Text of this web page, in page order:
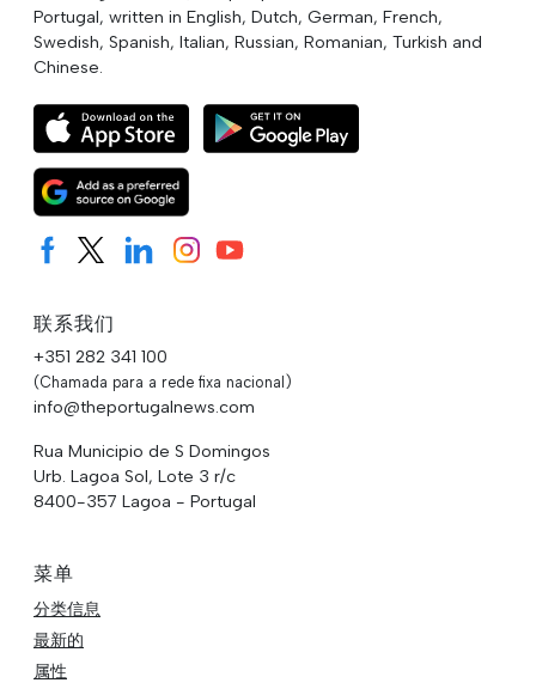
Portugal, written in English, Dutch, German, French,
Swedish, Spanish, Italian, Russian, Romanian, Turkish and
Chinese.
联系我们
+351 282 341 100
(Chamada para a rede fixa nacional)
info@theportugalnews.com
Rua Municipio de S Domingos
Urb. Lagoa Sol, Lote 3 r/c
8400-357 Lagoa - Portugal
菜单
分类信息
最新的
属性